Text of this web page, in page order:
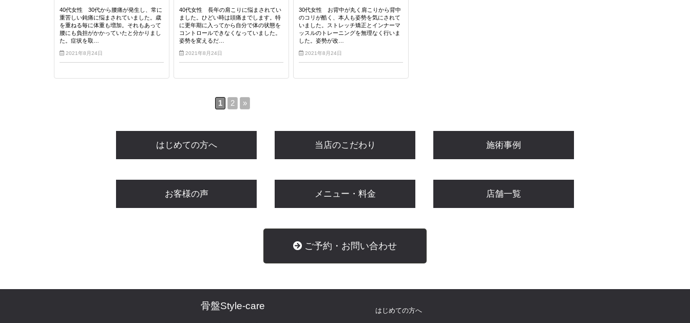
40代女性 30代から腰痛が発生し、常に
重苦しい鈍痛に悩まされていました。歳
を重ねる毎に体重も増加。それもあって
腰にも負担がかかっていたと分かりまし
た。症状を取…
2021年8月24日
40代女性 長年の肩こりに悩まされてい
ました。ひどい時は頭痛までします。特
に更年期に入ってから自分で体の状態を
コントロールできなくなっていました。
姿勢を変えるだ…
2021年8月24日
30代女性 お背中が丸く肩こりから背中
のコリが酷く、本人も姿勢を気にされて
いました。ストレッチ矯正とインナーマ
ッスルのトレーニングを無理なく行いま
した。姿勢が改…
2021年8月24日
1 2 »
はじめての方へ 当店のこだわり 施術事例
お客様の声 メニュー・料金 店舗一覧
ご予約・お問い合わせ
骨盤Style-care はじめての方へ